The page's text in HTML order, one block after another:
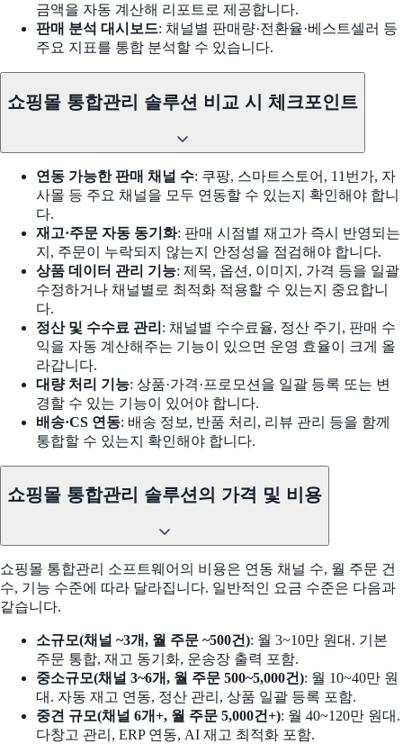
금액을 자동 계산해 리포트로 제공합니다.
판매 분석 대시보드: 채널별 판매량·전환율·베스트셀러 등
주요 지표를 통합 분석할 수 있습니다.
쇼핑몰 통합관리 솔루션 비교 시 체크포인트
연동 가능한 판매 채널 수: 쿠팡, 스마트스토어, 11번가, 자
사몰 등 주요 채널을 모두 연동할 수 있는지 확인해야 합니
다.
재고·주문 자동 동기화: 판매 시점별 재고가 즉시 반영되는
지, 주문이 누락되지 않는지 안정성을 점검해야 합니다.
상품 데이터 관리 기능: 제목, 옵션, 이미지, 가격 등을 일괄
수정하거나 채널별로 최적화 적용할 수 있는지 중요합니
다.
정산 및 수수료 관리 : 채널별 수수료율, 정산 주기, 판매 수
익을 자동 계산해주는 기능이 있으면 운영 효율이 크게 올
라갑니다.
대량 처리 기능: 상품·가격·프로모션을 일괄 등록 또는 변
경할 수 있는 기능이 있어야 합니다.
배송·CS 연동: 배송 정보, 반품 처리, 리뷰 관리 등을 함께
통합할 수 있는지 확인해야 합니다.
쇼핑몰 통합관리 솔루션의 가격 및 비용
쇼핑몰 통합관리 소프트웨어의 비용은 연동 채널 수, 월 주문 건
수, 기능 수준에 따라 달라집니다. 일반적인 요금 수준은 다음과
같습니다.
소규모(채널 ~3개, 월 주문 ~500건): 월 3~10만 원대. 기본
주문 통합, 재고 동기화, 운송장 출력 포함.
중소규모(채널 3~6개, 월 주문 500~5,000건): 월 10~40만 원
대. 자동 재고 연동, 정산 관리, 상품 일괄 등록 포함.
중견 규모(채널 6개+, 월 주문 5,000건+): 월 40~120만 원대.
다창고 관리, ERP 연동, AI 재고 최적화 포함.